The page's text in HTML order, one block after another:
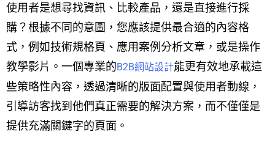
使用者是想尋找資訊、比較產品，還是直接進行採
購？根據不同的意圖，您應該提供最合適的內容格
式，例如技術規格頁、應用案例分析文章，或是操作
教學影片。一個專業的B2B網站設計能更有效地承載這
些策略性內容，透過清晰的版面配置與使用者動線，
引導訪客找到他們真正需要的解決方案，而不僅僅是
提供充滿關鍵字的頁面。